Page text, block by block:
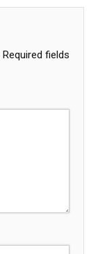
Required fields